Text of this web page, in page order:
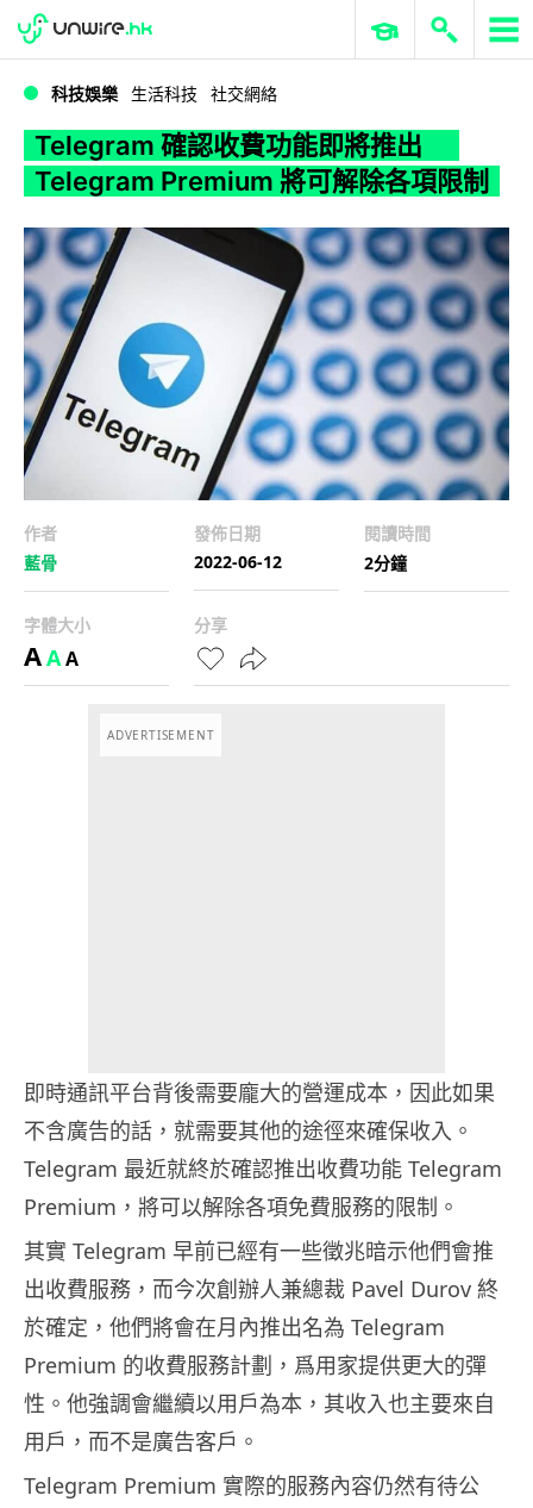
WWDC 2026 ERP 與商業 AI
科技娛樂 生活科技 社交網絡
Telegram 確認收費功能即將推出
Telegram Premium 將可解除各項限制
作者
藍骨
發佈日期
2022-06-12
閱讀時間
2分鐘
字體大小
AAA
分享
ADVERTISEMENT
即時通訊平台背後需要龐大的營運成本，因此如果
不含廣告的話，就需要其他的途徑來確保收入。
Telegram 最近就終於確認推出收費功能 Telegram
Premium，將可以解除各項免費服務的限制。
其實 Telegram 早前已經有一些徵兆暗示他們會推
出收費服務，而今次創辦人兼總裁 Pavel Durov 終
於確定，他們將會在月內推出名為 Telegram
Premium 的收費服務計劃，爲用家提供更大的彈
性。他強調會繼續以用戶為本，其收入也主要來自
用戶，而不是廣告客戶。
Telegram Premium 實際的服務內容仍然有待公